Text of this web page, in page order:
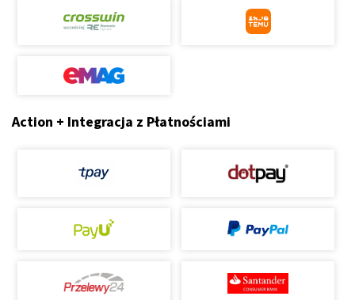
Action + Integracja z Płatnościami